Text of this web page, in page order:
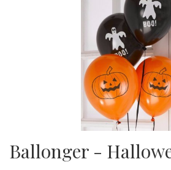
Ballonger -